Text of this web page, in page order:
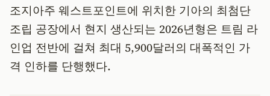
조지아주 웨스트포인트에 위치한 기아의 최첨단
조립 공장에서 현지 생산되는 2026년형은 트림 라
인업 전반에 걸쳐 최대 5,900달러의 대폭적인 가
격 인하를 단행했다.